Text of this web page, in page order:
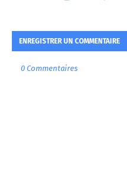
ENREGISTRER UN COMMENTAIRE
0 Commentaires